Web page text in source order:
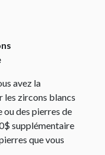
avez la
les zircons blancs
ou des pierres de
supplémentaire
que vous